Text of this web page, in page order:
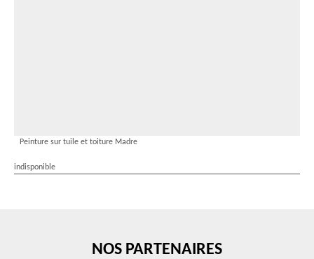
Peinture sur tuile et toiture Madre
indisponible
NOS PARTENAIRES